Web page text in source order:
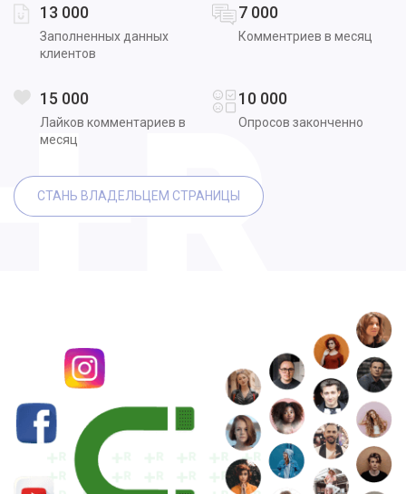
13 000
Заполненных данных
клиентов
7 000
Комментриев в месяц
15 000
Лайков комментариев в
месяц
10 000
Опросов законченно
СТАНЬ ВЛАДЕЛЬЦЕМ СТРАНИЦЫ